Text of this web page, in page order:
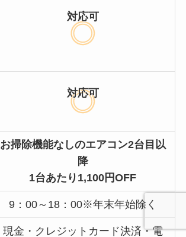
対応可
対応可
お掃除機能なしのエアコン2台目以
降
1台あたり1,100円OFF
9：00～18：00※年末年始除く
現金・クレジットカード決済・電